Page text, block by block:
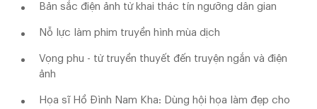
Bản sắc điện ảnh từ khai thác tín ngưỡng dân gian
Nỗ lực làm phim truyền hình mùa dịch
Vọng phu - từ truyền thuyết đến truyện ngắn và điện
ảnh
Họa sĩ Hồ Đình Nam Kha: Dùng hội họa làm đẹp cho